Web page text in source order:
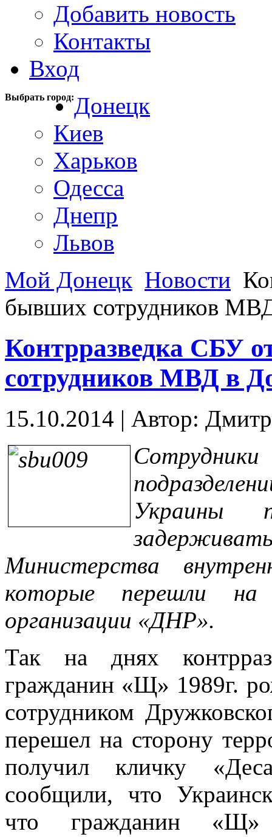
Добавить новость
Контакты
Вход
Выбрать город:Донецк
Киев
Харьков
Одесса
Днепр
Львов
Мой Донецк Новости
бывших сотрудников
Контрразведка СБУ
сотрудников МВД в
15.10.2014 | Автор:
Украины
Министерства
которые перешли на
организации «ДНР».
Так на днях
гражданин «Щ» 1989г.
сотрудником
перешел на сторону
получил кличку
сообщили, что
что гражданин «Щ»